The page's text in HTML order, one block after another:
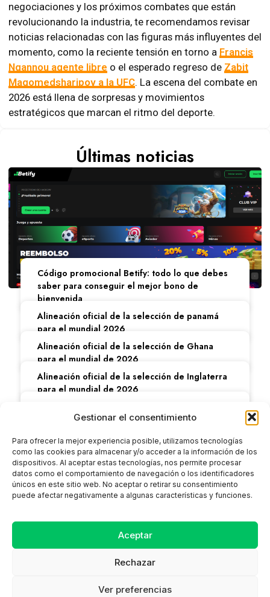
Gestionar el consentimiento
Para ofrecer la mejor experiencia posible, utilizamos tecnologías
como las cookies para almacenar y/o acceder a la información de los
dispositivos. Al aceptar estas tecnologías, nos permite procesar
datos como el comportamiento de navegación o los identificadores
únicos en este sitio web. No aceptar o retirar su consentimiento
puede afectar negativamente a algunas características y funciones.
Aceptar
Rechazar
Ver preferencias
negociaciones y los próximos combates que están
revolucionando la industria, te recomendamos revisar
noticias relacionadas con las figuras más influyentes del
momento, como la reciente tensión en torno a Francis
Ngannou agente libre o el esperado regreso de Zabit
Magomedsharipov a la UFC. La escena del combate en
2026 está llena de sorpresas y movimientos
estratégicos que marcan el ritmo del deporte.
Últimas noticias
Código promocional Betify: todo lo que debes
saber para conseguir el mejor bono de
bienvenida
Alineación oficial de la selección de panamá
para el mundial 2026
Alineación oficial de la selección de Ghana
para el mundial de 2026
Alineación oficial de la selección de Inglaterra
para el mundial de 2026
mundial 2026: novedades y expectativas
Alineación oficial de la selección de Uzbekistán
para el mundial de 2026
CONTACTOSITEMAPAVISO LEGAL